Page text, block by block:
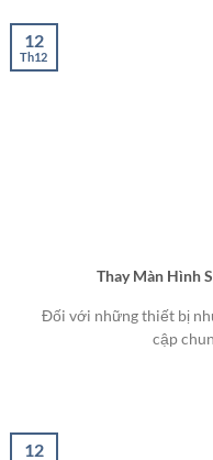
Thay Màn Hình
Đối với những thiết bị
cập
12
Th12
12